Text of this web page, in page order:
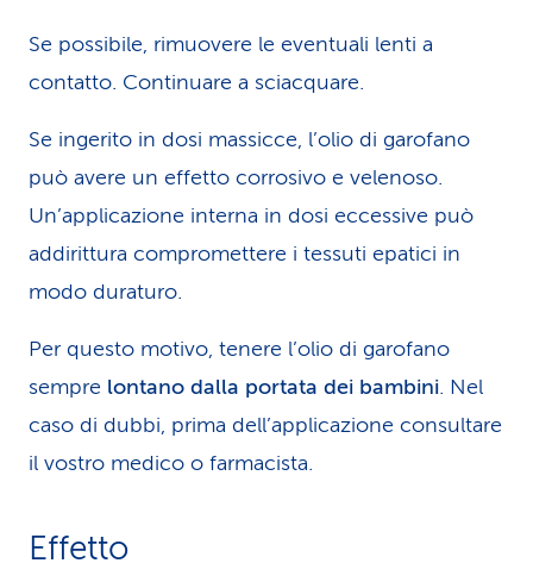
Se possibile, rimuovere le eventuali lenti a
contatto. Continuare a sciacquare.
Se ingerito in dosi massicce, l’olio di garofano
può avere un effetto corrosivo e velenoso.
Un’applicazione interna in dosi eccessive può
addirittura compromettere i tessuti epatici in
modo duraturo.
Per questo motivo, tenere l’olio di garofano
sempre lontano dalla portata dei bambini. Nel
caso di dubbi, prima dell’applicazione consultare
il vostro medico o farmacista.
Effetto